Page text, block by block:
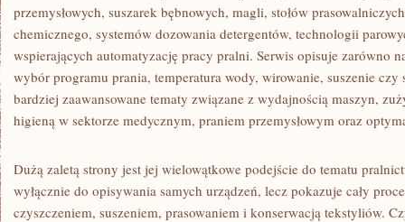
przemysłowych, suszarek bębnowych, magli, stołów
chemicznego, systemów dozowania detergentów, technologii
wspierających automatyzację pracy pralni. Serwis opisuje zarówno
wybór programu prania, temperatura wody, wirowanie, suszenie czy
bardziej zaawansowane tematy związane z wydajnością maszyn,
higieną w sektorze medycznym, praniem przemysłowym oraz
Dużą zaletą strony jest jej wielowątkowe podejście do tematu
wyłącznie do opisywania samych urządzeń, lecz pokazuje cały
czyszczeniem, suszeniem, prasowaniem i konserwacją tekstyliów.